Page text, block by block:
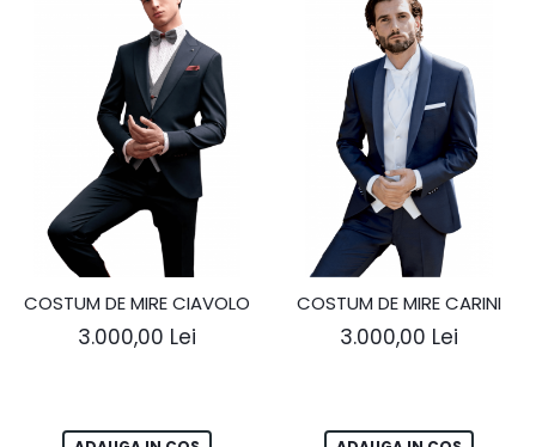
COSTUM DE MIRE CIAVOLO
3.000,00 Lei
COSTUM DE MIRE CARINI
3.000,00 Lei